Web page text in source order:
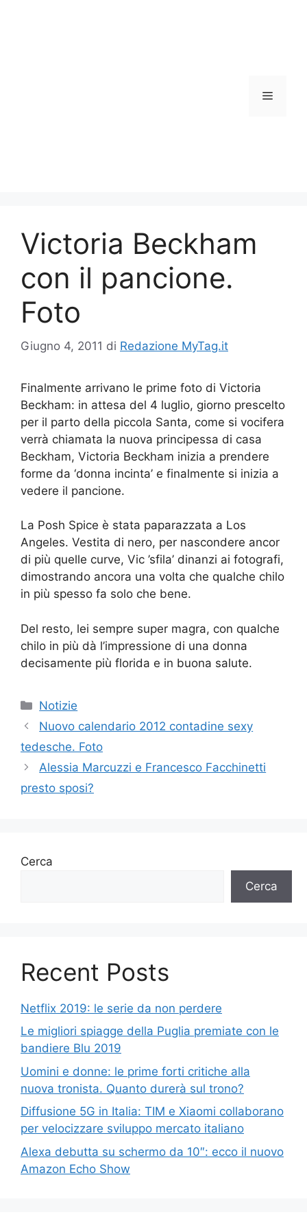
Menu
Victoria Beckham
con il pancione.
Foto
Giugno 4, 2011 di Redazione MyTag.it
Finalmente arrivano le prime foto di Victoria
Beckham: in attesa del 4 luglio, giorno prescelto
per il parto della piccola Santa, come si vocifera
verrà chiamata la nuova principessa di casa
Beckham, Victoria Beckham inizia a prendere
forme da ‘donna incinta’ e finalmente si inizia a
vedere il pancione.
La Posh Spice è stata paparazzata a Los
Angeles. Vestita di nero, per nascondere ancor
di più quelle curve, Vic ’sfila’ dinanzi ai fotografi,
dimostrando ancora una volta che qualche chilo
in più spesso fa solo che bene.
Del resto, lei sempre super magra, con qualche
chilo in più dà l’impressione di una donna
decisamente più florida e in buona salute.
Categorie
Notizie
Nuovo calendario 2012 contadine sexy
tedesche. Foto
Alessia Marcuzzi e Francesco Facchinetti
presto sposi?
Cerca
Cerca
Recent Posts
Netflix 2019: le serie da non perdere
Le migliori spiagge della Puglia premiate con le
bandiere Blu 2019
Uomini e donne: le prime forti critiche alla
nuova tronista. Quanto durerà sul trono?
Diffusione 5G in Italia: TIM e Xiaomi collaborano
per velocizzare sviluppo mercato italiano
Alexa debutta su schermo da 10″: ecco il nuovo
Amazon Echo Show